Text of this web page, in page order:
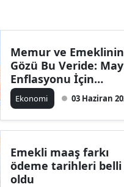
Memur ve Emeklinin
Gözü Bu Veride:
Enflasyonu İçin
Beklenen Tarih
Açıklandı
Ekonomi 03 Haziran
Emekli maaş farkı
ödeme tarihleri belli
oldu